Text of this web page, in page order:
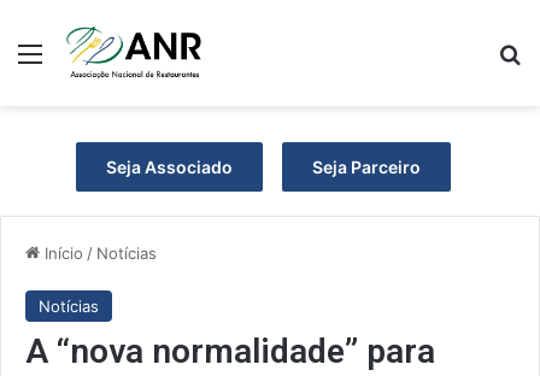
Menu
Seja Associado Seja Parceiro
Início / Notícias
Notícias
A “nova normalidade” para